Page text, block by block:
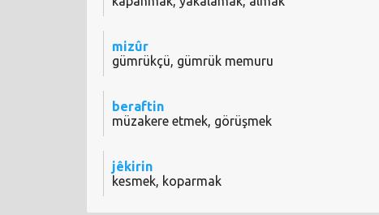
mizûr
gümrükçü, gümrük memuru
beraftin
müzakere etmek, görüşmek
jêkirin
kesmek, koparmak